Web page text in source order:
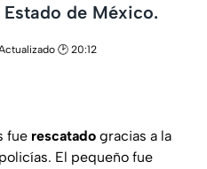
de México.
Actualizado 🕑 20:12
fue rescatado gracias a la
El pequeño fue